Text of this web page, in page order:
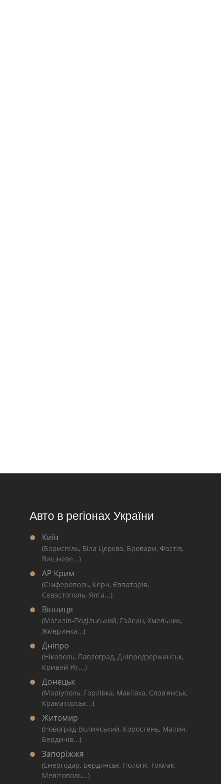
Авто в регіонах України
Київ
(Бориспіль, Біла Церква, Бровари, Фастів,
Вишневе...)
АР Крим
(Сімферополь, Керч, Євпаторія,
Севастополь, Ялта...)
Вінниця
(Могилів-Подільський, Гайсин, Хмельник,
Жмеринка...)
Дніпро
(Нікополь, Павлоград, Дніпродзержинськ,
Кривий Ріг...)
Донецьк
(Маріуполь, Горлівка, Макіївка, Слов'янськ,
Краматорськ...)
Житомир
(Новоград-Волинський, Коростень, Малин,
Бердичів...)
Запоріжжя
(Енергодар, Бердянськ, Пологи, Токмак,
Мелітополь...)